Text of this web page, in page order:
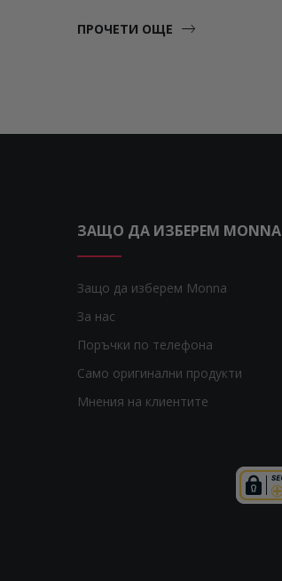
ПРОЧЕТИ ОЩЕ
ЗАЩО ДА ИЗБЕРЕМ MONNA
Защо да изберем Monna
За нас
Поръчки по телефона
Само оригинални продукти
Мнения на клиентите